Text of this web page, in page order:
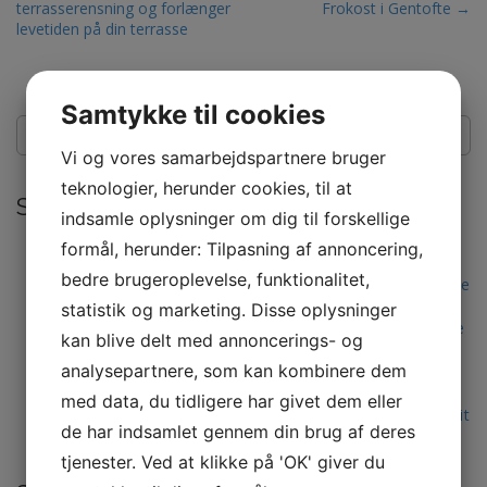
o
v
g
terrasserensning og forlænger
levetiden på din terrasse
Frokost i Gentofte →
S
f
Seneste indlæg
Fordele ved at vælge et lagerhotel til din virksomheds
logistik
Fleksibel og professionel teltudlejning i København til alle
typer arrangementer
Find det bedste autoværksted i Hjørring til din bilservice
og reparation
Healing i København: Din guide til bedre velvære og
balance
Sådan vælger du de perfekte luksuriøse bordplader til dit
hjem
Samtykke til cookies
Vi og vores samarbejdspartnere bruger
teknologier, herunder cookies, til at
indsamle oplysninger om dig til forskellige
formål, herunder: Tilpasning af annoncering,
bedre brugeroplevelse, funktionalitet,
statistik og marketing. Disse oplysninger
kan blive delt med annoncerings- og
analysepartnere, som kan kombinere dem
med data, du tidligere har givet dem eller
de har indsamlet gennem din brug af deres
tjenester. Ved at klikke på 'OK' giver du